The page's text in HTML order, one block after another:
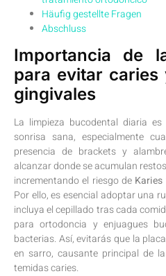
Häufig gestellte Fragen
Abschluss
Importancia de
para ⁤evitar caries
gingivales
La limpieza bucodental diaria
sonrisa sana, especialmente
presencia de​ brackets y
alcanzar donde se‌ acumulan​
incrementando ⁢el ​riesgo ‌de Karies
Por ello, es esencial adoptar una
incluya el cepillado tras cada
para ortodoncia y ‌enjuagues
bacterias. Así, evitarás que‌ la
en sarro, causante⁢ principal de
temidas caries.